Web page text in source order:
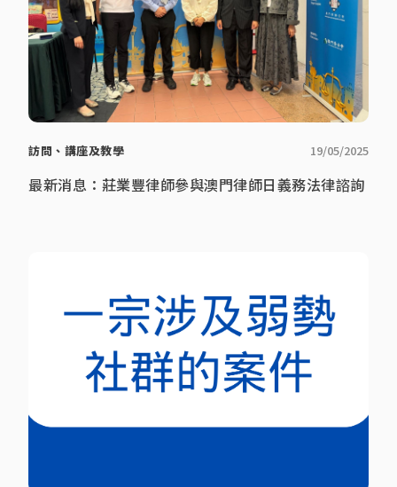
訪問、講座及教學 19/05/2025
最新消息：莊業豐律師參與澳門律師日義務法律諮詢